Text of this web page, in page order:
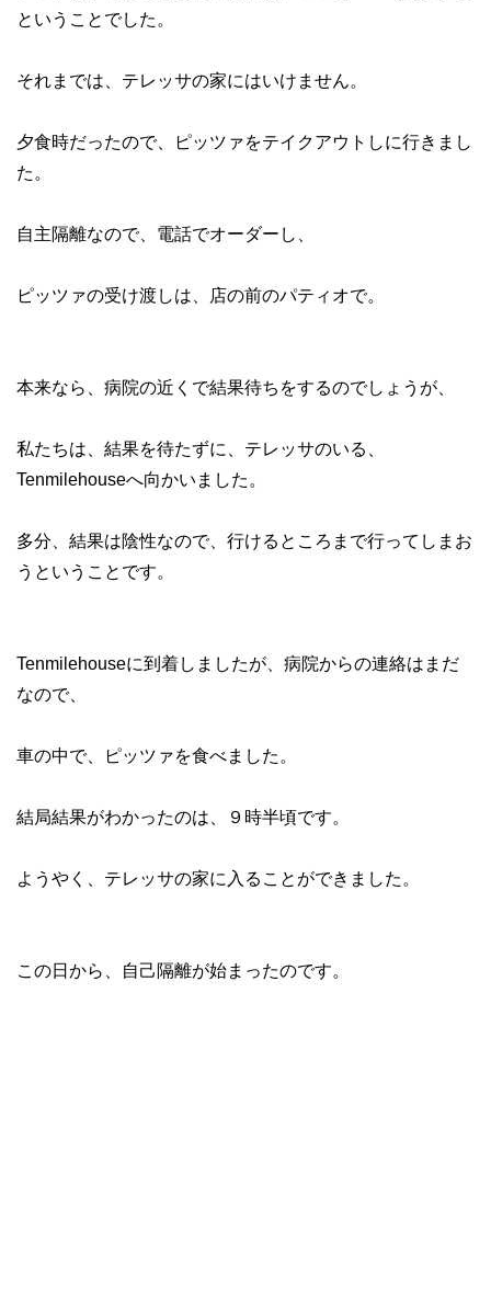
ということでした。
それまでは、テレッサの家にはいけません。
夕食時だったので、ピッツァをテイクアウトしに行きまし
た。
自主隔離なので、電話でオーダーし、
ピッツァの受け渡しは、店の前のパティオで。
本来なら、病院の近くで結果待ちをするのでしょうが、
私たちは、結果を待たずに、テレッサのいる、
Tenmilehouseへ向かいました。
多分、結果は陰性なので、行けるところまで行ってしまお
うということです。
Tenmilehouseに到着しましたが、病院からの連絡はまだ
なので、
車の中で、ピッツァを食べました。
結局結果がわかったのは、９時半頃です。
ようやく、テレッサの家に入ることができました。
この日から、自己隔離が始まったのです。